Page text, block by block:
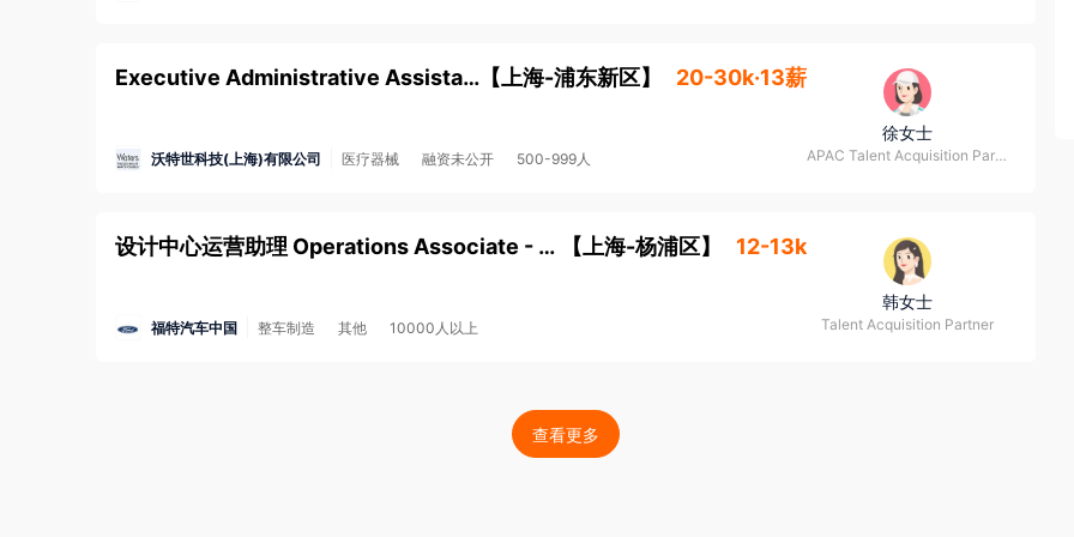
Executive Administrative Assistant 【 上海-浦东新区】 20-30k·13薪
沃特世科技(上海)有限公司 医疗器械 融资未公开 500-999人
徐女士
APAC Talent Acquisition Partner
设计中心运营助理 Operations Associate - Design Studio 【 上海-杨浦区】 12-13k
福特汽车中国 整车制造 其他 10000人以上
韩女士
Talent Acquisition Partner
查看更多